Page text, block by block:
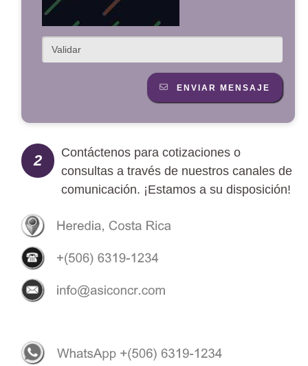
ENVIAR MENSAJE
2
Contáctenos para cotizaciones o
consultas a través de nuestros canales de
comunicación. ¡Estamos a su disposición!